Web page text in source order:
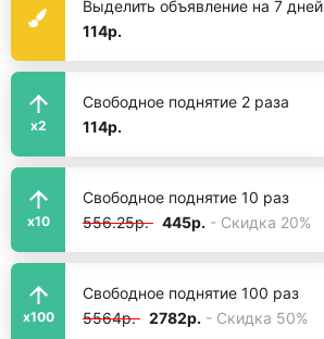
Выделить объявление на 7 дней
114р.
x2
Свободное поднятие 2 раза
114р.
x10
Свободное поднятие 10 раз
556.25р. 445р. - Скидка 20%
x100
Свободное поднятие 100 раз
5564р. 2782р. - Скидка 50%